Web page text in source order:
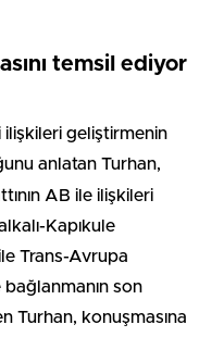
temsil ediyor
ilişkileri geliştirmenin
anlatan Turhan,
AB ile ilişkileri
Kapıkule
Trans-Avrupa
son
Turhan, konuşmasına